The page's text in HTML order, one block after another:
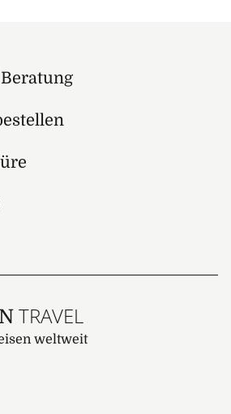
TRAVEL
weltweit